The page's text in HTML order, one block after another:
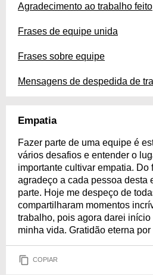
Agradecimento ao trabalho feito
Frases de equipe unida
Frases sobre equipe
Mensagens de despedida de
Empatia
Fazer parte de uma equipe é
vários desafios e entender o
importante cultivar empatia. Do
agradeço a cada pessoa desta
parte. Hoje me despeço de
compartilharam momentos
trabalho, pois agora darei
minha vida. Gratidão eterna por
COPIAR